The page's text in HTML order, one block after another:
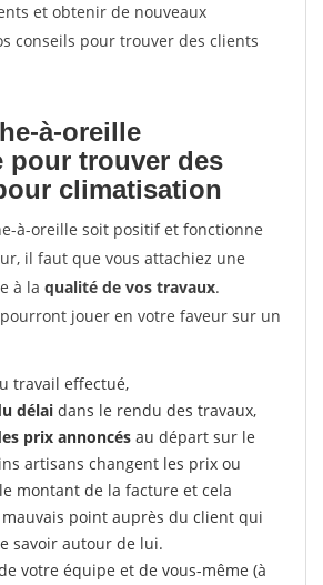
et obtenir de nouveaux
conseils pour trouver des clients
à-oreille
pour trouver des
climatisation
à-oreille soit positif et fonctionne
il faut que vous attachiez une
à la qualité de vos travaux.
jouer en votre faveur sur un
travail effectué,
délai dans le rendu des travaux,
prix annoncés au départ sur le
artisans changent les prix ou
montant de la facture et cela
point auprès du client qui
savoir autour de lui.
votre équipe et de vous-même (à